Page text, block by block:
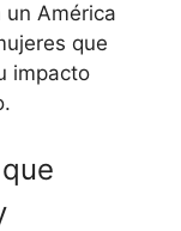
un América
que
impacto